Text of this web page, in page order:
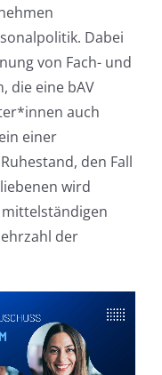
Dabei
von Fach- und
die eine bAV
auch
einer
den Fall
wird
der